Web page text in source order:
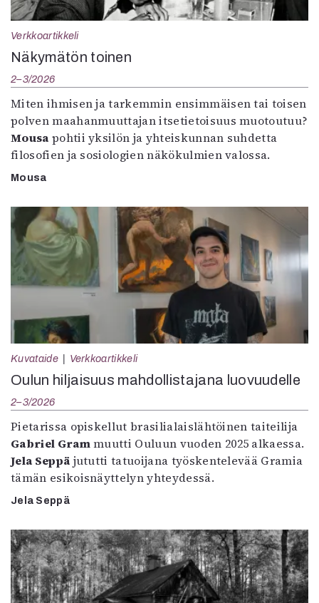
Verkkoartikkeli
Näkymätön toinen
2–3/2026
Miten ihmisen ja tarkemmin ensimmäisen tai toisen
polven maahanmuuttajan itsetietoisuus muotoutuu?
Mousa pohtii yksilön ja yhteiskunnan suhdetta
filosofien ja sosiologien näkökulmien valossa.
Mousa
Kuvataide Verkkoartikkeli
Oulun hiljaisuus mahdollistajana luovuudelle
2–3/2026
Pietarissa opiskellut brasilialaislähtöinen taiteilija
Gabriel Grammuutti Ouluun vuoden 2025 alkaessa.
Jela Seppä jututti tatuoijana työskentelevää Gramia
tämän esikoisnäyttelyn yhteydessä.
Jela Seppä